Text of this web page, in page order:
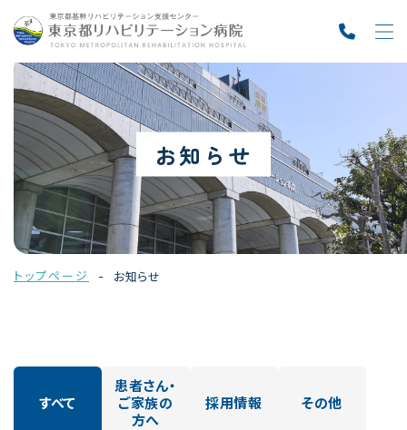
お知らせ
トップページ お知らせ
すべて
患者さん・
ご家族の
方へ
採用情報 その他